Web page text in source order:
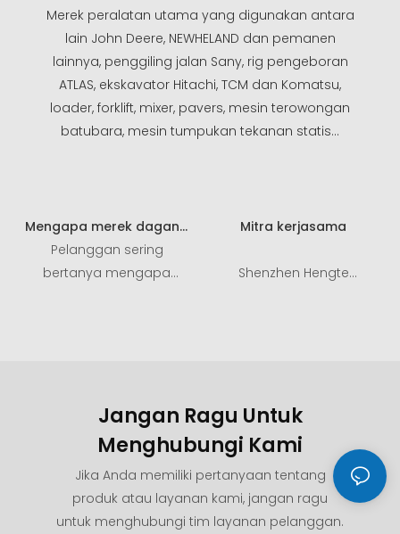
Merek peralatan utama yang digunakan antara
lain John Deere, NEWHELAND dan pemanen
lainnya, penggiling jalan Sany, rig pengeboran
ATLAS, ekskavator Hitachi, TCM dan Komatsu,
loader, forklift, mixer, pavers, mesin terowongan
batubara, mesin tumpukan tekanan statis...
Mengapa merek dagang
pompa roda gigi NABCO
sekarang diganti menjadi
merek Mitsubishi?
Pelanggan sering
bertanya mengapa
Mitra kerjasama
Shenzhen Hengte
Jangan Ragu Untuk
Menghubungi Kami
Jika Anda memiliki pertanyaan tentang
produk atau layanan kami, jangan ragu
untuk menghubungi tim layanan pelanggan.